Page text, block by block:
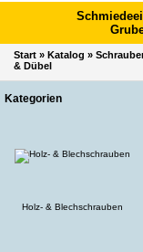
Start » Katalog »
& Dübel
Kategorien
Holz- & Blechschrauben